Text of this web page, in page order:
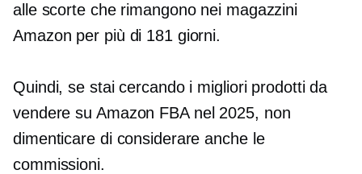
alle scorte che rimangono nei magazzini
Amazon per più di 181 giorni.
Quindi, se stai cercando i migliori prodotti da
vendere su Amazon FBA nel 2025, non
dimenticare di considerare anche le
commissioni.